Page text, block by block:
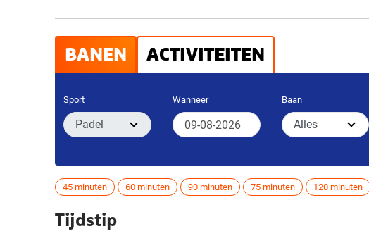
BANEN ACTIVITEITEN
Sport Wanneer Baan
45 minuten 60 minuten 90 minuten 75 minuten 120 minuten
Tijdstip